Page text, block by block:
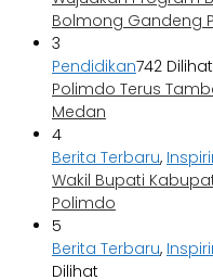
Bolmong Gandeng
3
Pendidikan742 Dilihat
Polimdo Terus
Medan
4
Berita Terbaru,
Wakil Bupati
Polimdo
5
Berita Terbaru,
Dilihat